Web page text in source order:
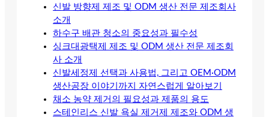
신발 방향제 제조 및 ODM 생산 전문 제조회사
소개
하수구 배관 청소의 중요성과 필수성
싱크대광택제 제조 및 ODM 생산 전문 제조회
사 소개
신발세정제 선택과 사용법, 그리고 OEM·ODM
생산공장 이야기까지 자연스럽게 알아보기
채소 농약 제거의 필요성과 제품의 용도
스테인리스 신발 욕실 제거제 제조와 ODM 생